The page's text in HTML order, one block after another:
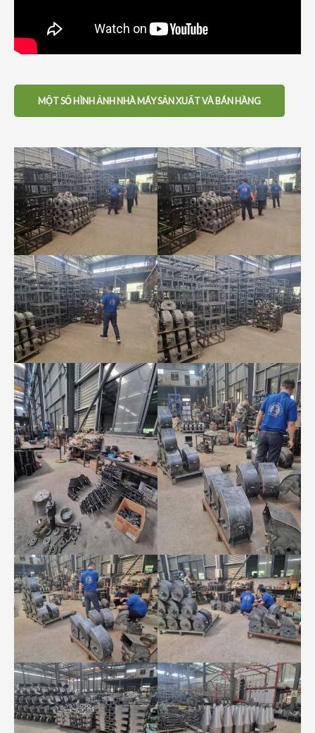
MỘT SỐ HÌNH ẢNH NHÀ MÁY SẢN XUẤT VÀ BÁN HÀNG